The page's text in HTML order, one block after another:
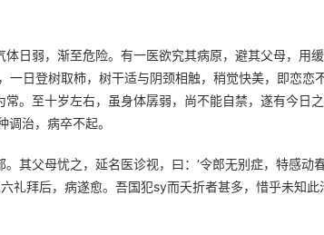
日弱，渐至危险。有一医欲究其病原，避其父母，用
一日登树取柿，树干适与阴颈相触，稍觉快美，即恋恋
。至十岁左右，虽身体孱弱，尚不能自禁，遂有今日
治，病卒不起。
其父母忧之，延名医诊视，曰：‘令郎无别症，特感动
礼拜后，病遂愈。吾国犯sy而夭折者甚多，惜乎未知此